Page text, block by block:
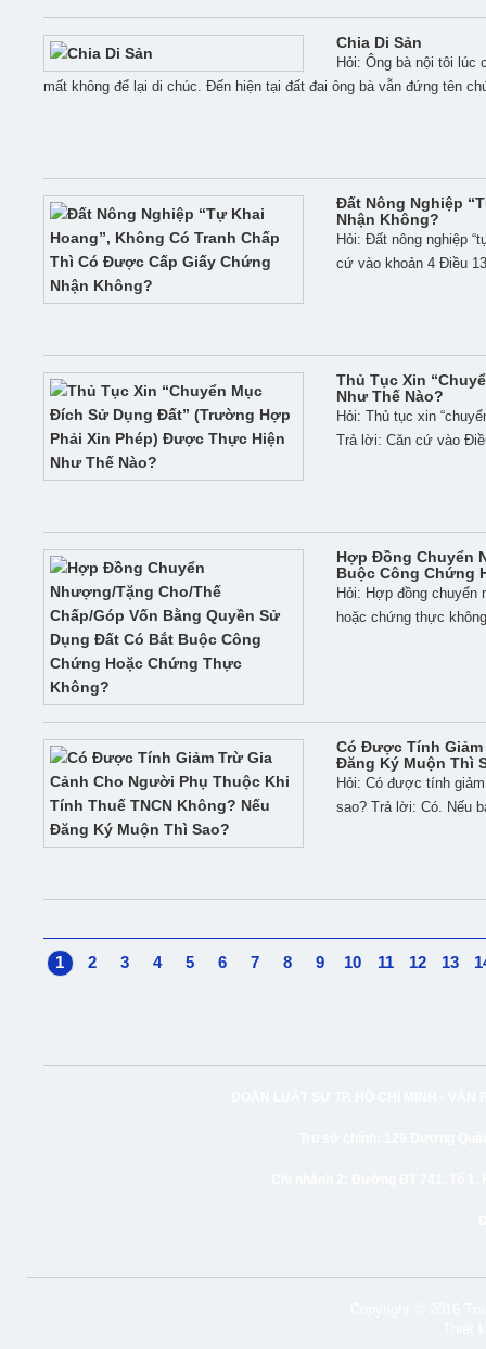
Chia Di Sản
Hỏi: Ông bà nội tôi lúc
mất không để lại di chúc. Đến hiện tại đất đai ông bà vẫn đứng tên
Đất Nông Nghiệp
Nhận Không?
Hỏi: Đất nông nghiệp
cứ vào khoản 4 Điều
Thủ Tục Xin
Như Thế Nào?
Hỏi: Thủ tục xin
Trả lời: Căn cứ vào
Hợp Đồng Chuyển
Buộc Công Chứng
Hỏi: Hợp đồng chuyển
hoặc chứng thực
Có Được Tính Giảm
Đăng Ký Muộn Thì
Hỏi: Có được tính
sao? Trả lời: Có. Nếu
1 2 3 4 5 6 7 8 9 10 11 12 13